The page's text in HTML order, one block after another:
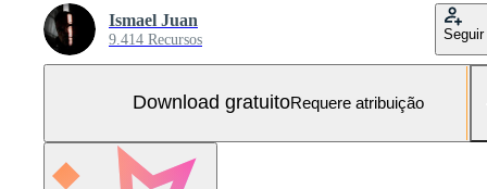
Ismael Juan
9.414 Recursos Seguir
Download gratuitoRequere atribuição